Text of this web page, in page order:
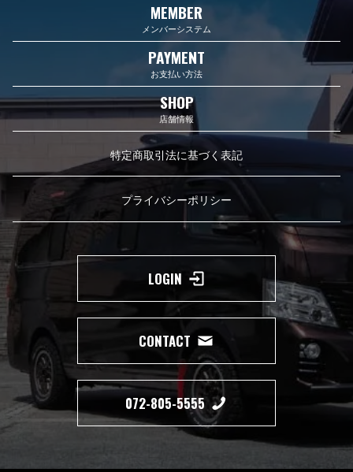
MEMBER
メンバーシステム
PAYMENT
お支払い方法
SHOP
店舗情報
特定商取引法に基づく表記
プライバシーポリシー
LOGIN
CONTACT
072-805-5555